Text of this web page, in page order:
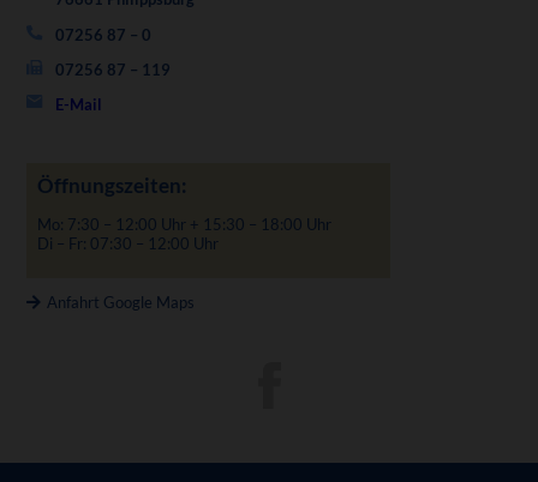
07256 87 – 0
07256 87 – 119
E-Mail
Öffnungszeiten:
Mo: 7:30 – 12:00 Uhr + 15:30 – 18:00 Uhr
Di – Fr: 07:30 – 12:00 Uhr
Anfahrt Google Maps